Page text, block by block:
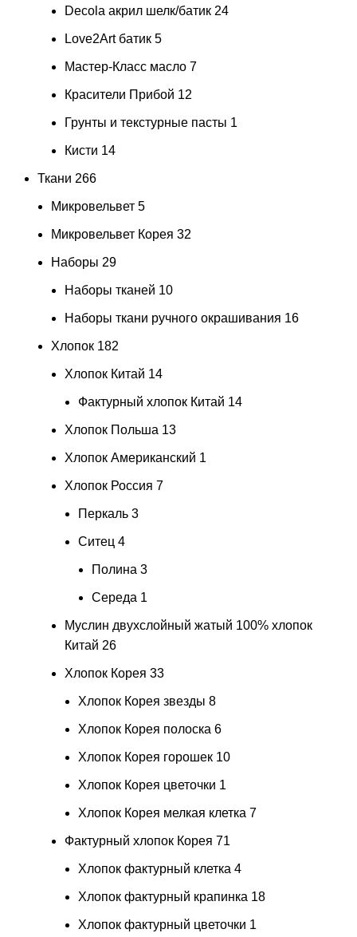
Decola акрил шелк/батик 24
Love2Art батик 5
Мастер-Класс масло 7
Красители Прибой 12
Грунты и текстурные пасты 1
Кисти 14
Ткани 266
Микровельвет 5
Микровельвет Корея 32
Наборы 29
Наборы тканей 10
Наборы ткани ручного окрашивания 16
Хлопок 182
Хлопок Китай 14
Фактурный хлопок Китай 14
Хлопок Польша 13
Хлопок Американский 1
Хлопок Россия 7
Перкаль 3
Ситец 4
Полина 3
Середа 1
Муслин двухслойный жатый 100% хлопок
Китай 26
Хлопок Корея 33
Хлопок Корея звезды 8
Хлопок Корея полоска 6
Хлопок Корея горошек 10
Хлопок Корея цветочки 1
Хлопок Корея мелкая клетка 7
Фактурный хлопок Корея 71
Хлопок фактурный клетка 4
Хлопок фактурный крапинка 18
Хлопок фактурный цветочки 1